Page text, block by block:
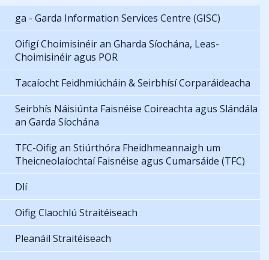
ga - Garda Information Services Centre (GISC)
Oifigí Choimisinéir an Gharda Síochána, Leas-
Choimisinéir agus POR
Tacaíocht Feidhmiúcháin & Seirbhísí Corparáideacha
Seirbhís Náisiúnta Faisnéise Coireachta agus Slándála
an Garda Síochána
TFC-Oifig an Stiúrthóra Fheidhmeannaigh um
Theicneolaíochtaí Faisnéise agus Cumarsáide (TFC)
Dlí
Oifig Claochlú Straitéiseach
Pleanáil Straitéiseach